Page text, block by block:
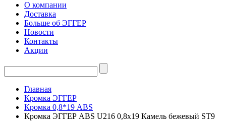
О компании
Доставка
Больше об ЭГГЕР
Новости
Контакты
Акции
Главная
Кромка ЭГГЕР
Кромка 0,8*19 ABS
Кромка ЭГГЕР ABS U216 0,8х19 Камель бежевый ST9